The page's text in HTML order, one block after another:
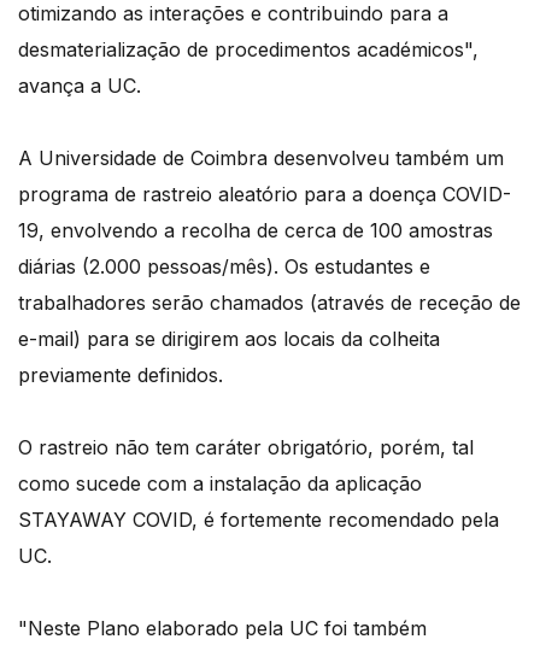
otimizando as interações e contribuindo para a
desmaterialização de procedimentos académicos",
avança a UC.
A Universidade de Coimbra desenvolveu também um
programa de rastreio aleatório para a doença COVID-
19, envolvendo a recolha de cerca de 100 amostras
diárias (2.000 pessoas/mês). Os estudantes e
trabalhadores serão chamados (através de receção de
e-mail) para se dirigirem aos locais da colheita
previamente definidos.
O rastreio não tem caráter obrigatório, porém, tal
como sucede com a instalação da aplicação
STAYAWAY COVID, é fortemente recomendado pela
UC.
"Neste Plano elaborado pela UC foi também